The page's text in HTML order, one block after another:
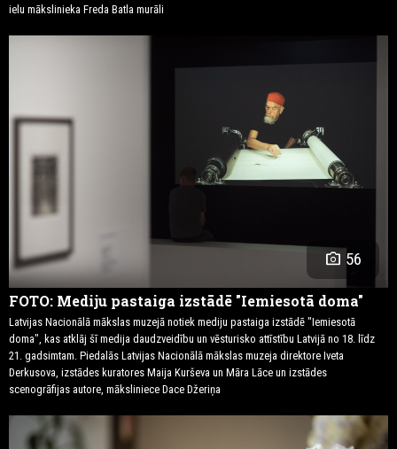
ielu mākslinieka Freda Batla murāli
photo_camera 56
FOTO: Mediju pastaiga izstādē "Iemiesotā doma"
Latvijas Nacionālā mākslas muzejā notiek mediju pastaiga izstādē "Iemiesotā
doma", kas atklāj šī medija daudzveidību un vēsturisko attīstību Latvijā no 18. līdz
21. gadsimtam. Piedalās Latvijas Nacionālā mākslas muzeja direktore Iveta
Derkusova, izstādes kuratores Maija Kurševa un Māra Lāce un izstādes
scenogrāfijas autore, māksliniece Dace Džeriņa